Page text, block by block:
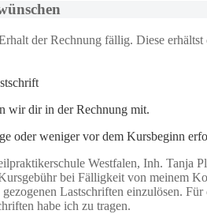
der Rechnung fällig. Diese
wir dirin der Rechnung mit.
oder weniger vor dem Kursbeginn
Westfalen, Inh. Tanja
bei Fälligkeit von meinem
Lastschriften einzulösen.
habe ich zu tragen.